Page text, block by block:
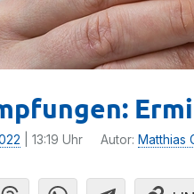
| 13:19 Uhr Autor: Matthias